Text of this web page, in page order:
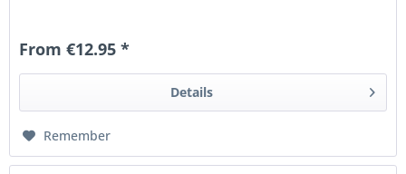
From €12.95 *
Details
Remember